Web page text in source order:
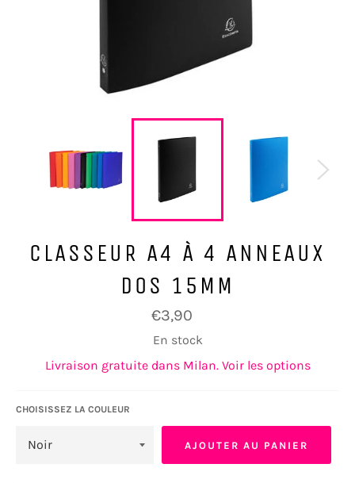
CLASSEUR A4 À 4 ANNEAUX
DOS 15MM
Prix
régulier
€3,90
En stock
Livraison gratuite dans Milan. Voir les options
CHOISISSEZ LA COULEUR
AJOUTER AU PANIER